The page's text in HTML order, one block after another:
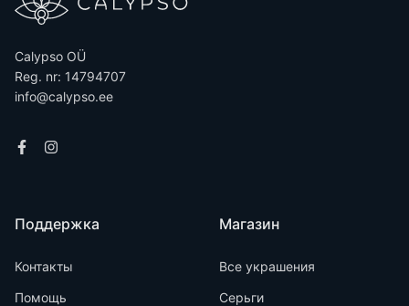
Calypso OÜ
Reg. nr: 14794707
info@calypso.ee
Поддержка
Контакты
Помощь
Магазин
Все украшения
Серьги